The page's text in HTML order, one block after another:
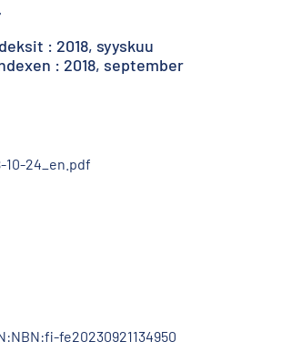
: 2018, syyskuu
: 2018, september
10-24_en.pdf
fe20230921134950